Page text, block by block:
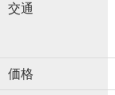
交通
価格